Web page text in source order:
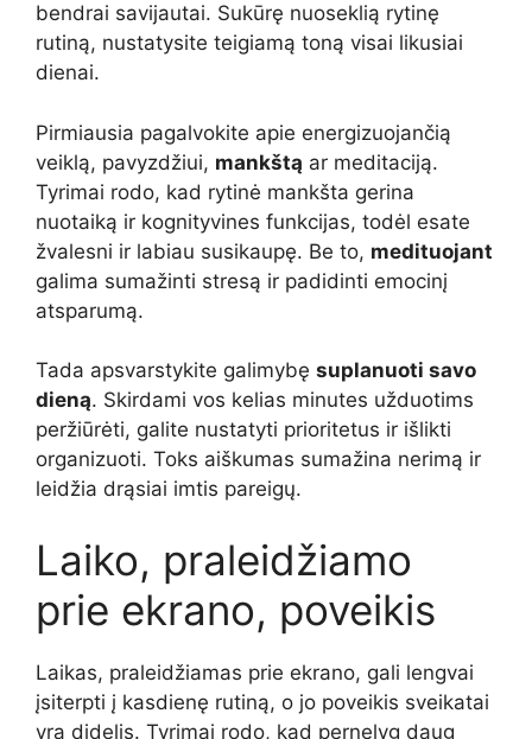
bendrai savijautai. Sukūrę nuoseklią rytinę
rutiną, nustatysite teigiamą toną visai likusiai
dienai.
Pirmiausia pagalvokite apie energizuojančią
veiklą, pavyzdžiui, mankštą ar meditaciją.
Tyrimai rodo, kad rytinė mankšta gerina
nuotaiką ir kognityvines funkcijas, todėl esate
žvalesni ir labiau susikaupę. Be to, medituojant
galima sumažinti stresą ir padidinti emocinį
atsparumą.
Tada apsvarstykite galimybę suplanuoti savo
dieną. Skirdami vos kelias minutes užduotims
peržiūrėti, galite nustatyti prioritetus ir išlikti
organizuoti. Toks aiškumas sumažina nerimą ir
leidžia drąsiai imtis pareigų.
Laiko, praleidžiamo
prie ekrano, poveikis
Laikas, praleidžiamas prie ekrano, gali lengvai
įsiterpti į kasdienę rutiną, o jo poveikis sveikatai
yra didelis. Tyrimai rodo, kad pernelyg daug